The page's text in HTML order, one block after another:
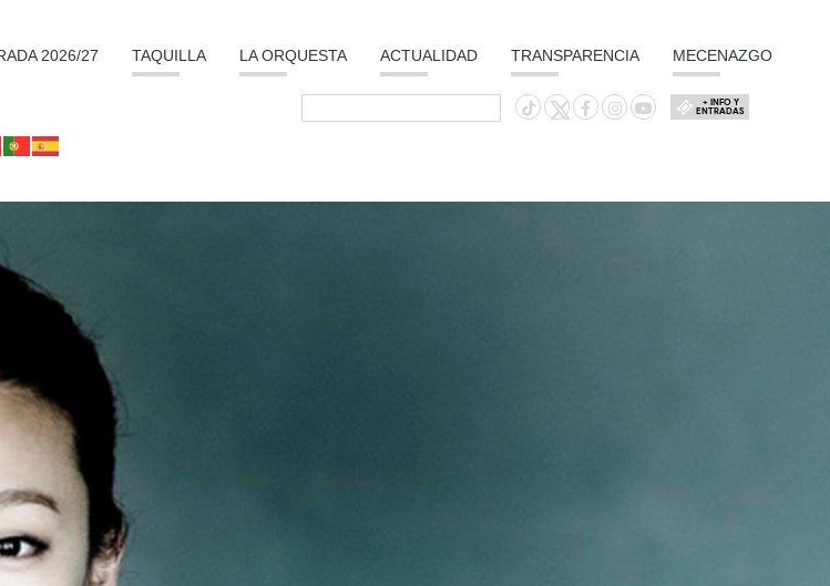
2026/27 TAQUILLA LA ORQUESTA ACTUALIDAD TRANSPARENCIA MECENAZGO
+ INFO Y
ENTRADAS